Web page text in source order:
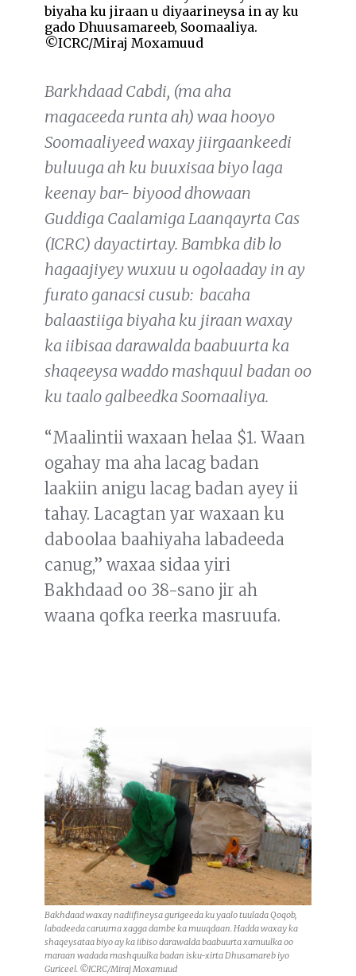
biyaha ku jiraan u diyaarineysa in ay ku
gado Dhuusamareeb, Soomaaliya.
©ICRC/Miraj Moxamuud
Barkhdaad Cabdi, (ma aha
magaceeda runta ah) waa hooyo
Soomaaliyeed waxay jiirgaankeedi
buluuga ah ku buuxisaa biyo laga
keenay bar- biyood dhowaan
Guddiga Caalamiga Laanqayrta Cas
(ICRC) dayactirtay. Bambka dib lo
hagaajiyey wuxuu u ogolaaday in ay
furato ganacsi cusub: bacaha
balaastiiga biyaha ku jiraan waxay
ka iibisaa darawalda baabuurta ka
shaqeeysa waddo mashquul badan oo
ku taalo galbeedka Soomaaliya.
“Maalintii waxaan helaa $1. Waan
ogahay ma aha lacag badan
laakiin anigu lacag badan ayey ii
tahay. Lacagtan yar waxaan ku
daboolaa baahiyaha labadeeda
canug,” waxaa sidaa yiri
Bakhdaad oo 38-sano jir ah
waana qofka reerka masruufa.
Bakhdaad waxay nadiifineysa gurigeeda ku yaalo tuulada Qoqob,
labadeeda caruurna xagga dambe ka muuqdaan. Hadda waxay ka
shaqeysataa biyo ay ka iibiso darawalda baabuurta xamuulka oo
maraan wadada mashquulka badan isku-xirta Dhusamareb iyo
Guriceel. ©ICRC/Miraj Moxamuud